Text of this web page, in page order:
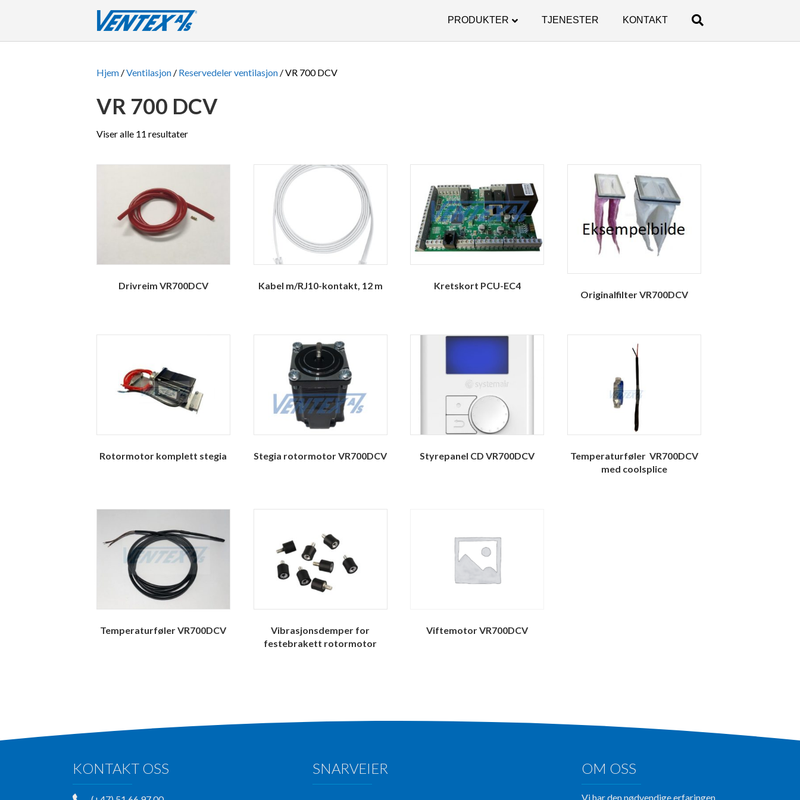
PRODUKTER TJENESTER KONTAKT
Hjem /Ventilasjon / Reservedeler ventilasjon / VR 700 DCV
VR 700 DCV
Viser alle 11 resultater
Drivreim VR700DCV Kabel m/RJ10-kontakt, 12 m
Kretskort PCU-EC4
Originalfilter VR700DCV
Rotormotor komplett stegia Stegia rotormotor VR700DCV Styrepanel CD VR700DCV
Temperaturføler VR700DCV
med coolsplice
Temperaturføler VR700DCV
Vibrasjonsdemper for
festebrakett rotormotor
Viftemotor VR700DCV
KONTAKT OSS SNARVEIER OM OSS
Vi har den nødvendige erfaringen,